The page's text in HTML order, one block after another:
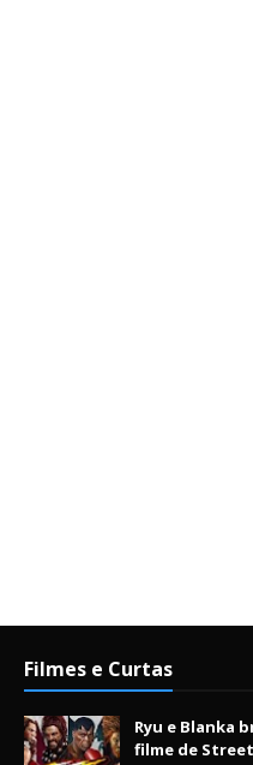
Filmes e Curtas
Ryu e Blanka
filme de